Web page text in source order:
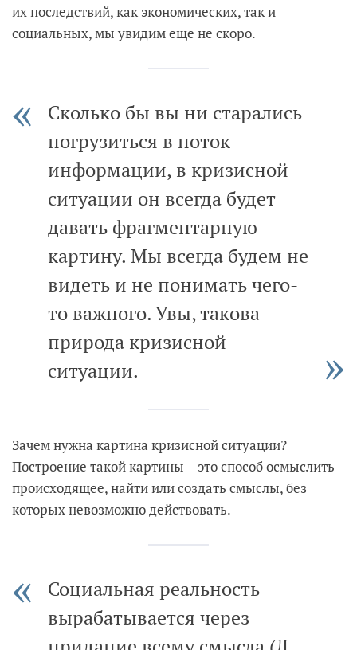
их последствий, как экономических, так и
социальных, мы увидим еще не скоро.
Сколько бы вы ни старались
погрузиться в поток
информации, в кризисной
ситуации он всегда будет
давать фрагментарную
картину. Мы всегда будем не
видеть и не понимать чего-
то важного. Увы, такова
природа кризисной
ситуации.
Зачем нужна картина кризисной ситуации?
Построение такой картины – это способ осмыслить
происходящее, найти или создать смыслы, без
которых невозможно действовать.
Социальная реальность
вырабатывается через